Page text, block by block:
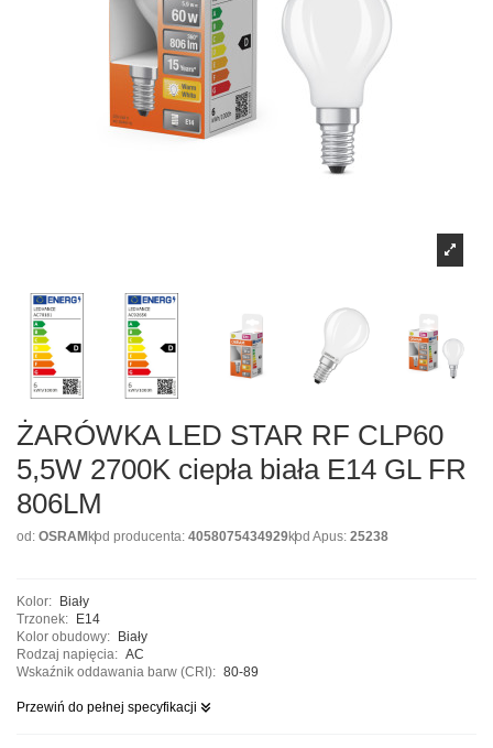
Żarówki LED S14s/S14d
Lampy wyładowcze
Żarówki dekoracyjne LED
Lampy solarne
Oprawy awaryjne i ewakuacyjne
Oprawy przemysłowe High Bay
Oprawy liniowe
Taśmy LED RGB - RGBW
Akcesoria do taśm LED
ŻARÓWKA LED STAR RF CLP60
5,5W 2700K ciepła biała E14 GL FR
806LM
od: OSRAMkod producenta: 4058075434929kod Apus: 25238
Kolor: Biały
Trzonek: E14
Kolor obudowy: Biały
Rodzaj napięcia: AC
Wskaźnik oddawania barw (CRI): 80-89
Przewiń do pełnej specyfikacji